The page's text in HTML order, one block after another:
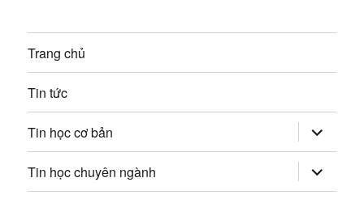
g
b
à
i
v
ế
p
Trang chủ
Tin tức
Tin học cơ bản mở
rộng
trình
đơn
con
Tin học chuyên ngành mở
rộng
trình